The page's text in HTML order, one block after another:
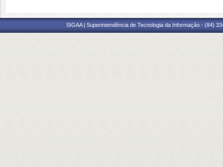
SIGAA | Superintendência de Tecnologia da Informação - (84)